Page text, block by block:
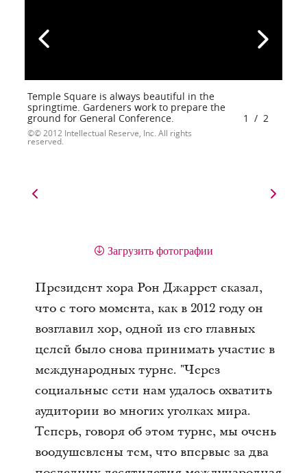
Temple Square is always beautiful in the
springtime. Gardeners work to prepare the
ground for General Conference.
© 2012 Intellectual Reserve, Inc. All rights
reserved.
1 / 2
Загрузить фотографии
Президент хора Рон Джаррет сказал,
что с того момента, как в 2012 году он
возглавил хор, одной из его главных
целей было снова принимать участие в
международных турне. "Через
социальные сети нам удалось охватить
аудитории во многих уголках мира.
Теперь, говоря об этом турне, мы очень
воодушевлены тем, что впервые за два